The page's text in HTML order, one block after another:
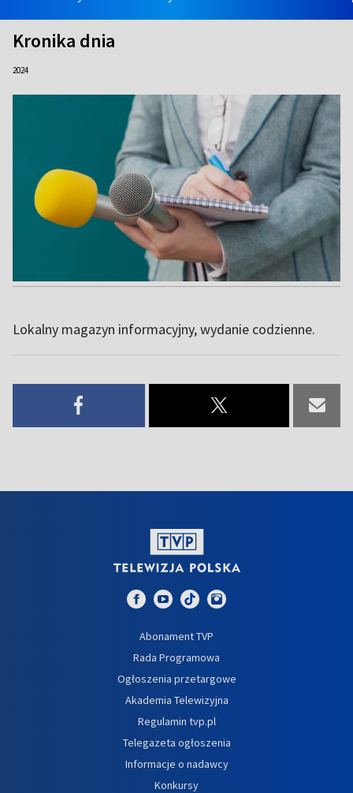
Kronika dnia
2024
Lokalny magazyn informacyjny, wydanie codzienne.
Abonament TVP
Rada Programowa
Ogłoszenia przetargowe
Akademia Telewizyjna
Regulamin tvp.pl
Telegazeta ogłoszenia
Informacje o nadawcy
Konkursy